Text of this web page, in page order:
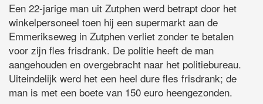
Een 22-jarige man uit Zutphen werd betrapt door het
winkelpersoneel toen hij een supermarkt aan de
Emmerikseweg in Zutphen verliet zonder te betalen
voor zijn fles frisdrank. De politie heeft de man
aangehouden en overgebracht naar het politiebureau.
Uiteindelijk werd het een heel dure fles frisdrank; de
man is met een boete van 150 euro heengezonden.